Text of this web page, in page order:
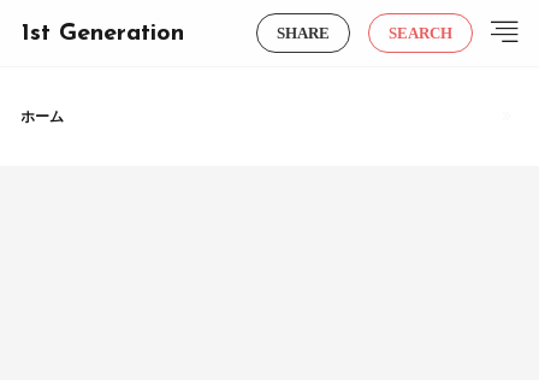
1st Generation SHARE SEARCH
ホーム